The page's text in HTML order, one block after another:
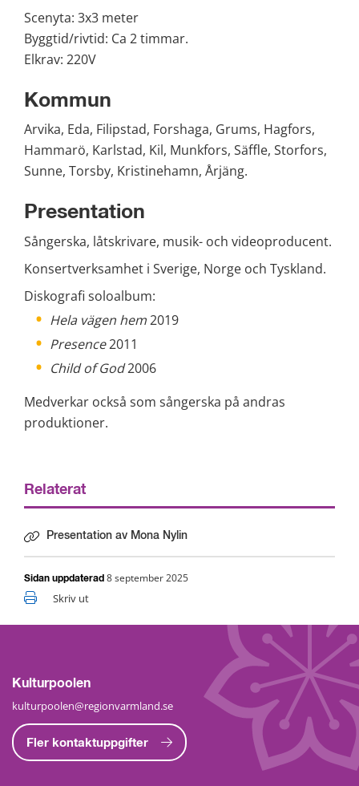
Scenyta: 3x3 meter
Byggtid/rivtid: Ca 2 timmar.
Elkrav: 220V
Kommun
Arvika, Eda, Filipstad, Forshaga, Grums, Hagfors,
Hammarö, Karlstad, Kil, Munkfors, Säffle, Storfors,
Sunne, Torsby, Kristinehamn, Årjäng.
Presentation
Sångerska, låtskrivare, musik- och videoproducent.
Konsertverksamhet i Sverige, Norge och Tyskland.
Diskografi soloalbum:
Hela vägen hem 2019
Presence 2011
Child of God 2006
Medverkar också som sångerska på andras
produktioner.
Relaterat
Presentation av Mona Nylin
Sidan uppdaterad 8 september 2025
Skriv ut
Kulturpoolen
kulturpoolen@regionvarmland.se
Fler kontaktuppgifter